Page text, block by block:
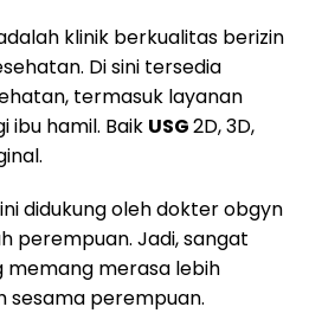
klinik berkualitas berizin
Di sini tersedia
termasuk layanan
ibu hamil. Baik USG2D, 3D,
didukung oleh dokter obgyn
perempuan. Jadi, sangat
memang merasa lebih
sesama perempuan.